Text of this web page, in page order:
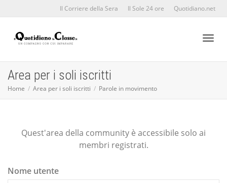
Il Corriere della Sera Il Sole 24 ore Quotidiano.net
Area per i soli iscritti
Home Area per i soli iscritti Parole in movimento
Quest'area della community è accessibile solo ai
membri registrati.
Nome utente